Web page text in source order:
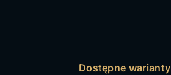
Dostępne warianty